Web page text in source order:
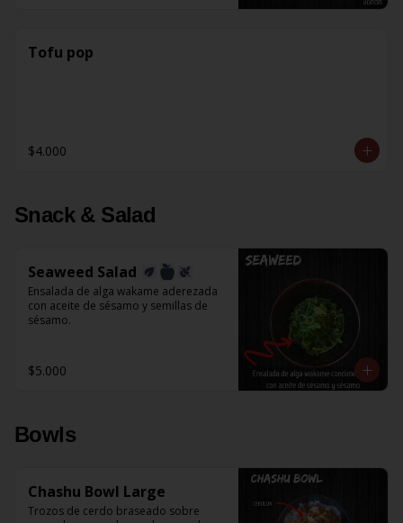
Tofu pop
$4.000
Snack & Salad
Seaweed Salad
Ensalada de alga wakame aderezada
con aceite de sésamo y semillas de
sésamo.
$5.000
Bowls
Chashu Bowl Large
Trozos de cerdo braseado sobre